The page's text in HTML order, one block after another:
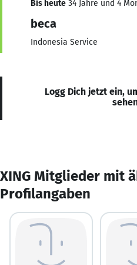
Bis heute 34 Jahre und 4
beca
Indonesia Service
Logg Dich jetzt ein,
XING Mitglieder mit
Profilangaben